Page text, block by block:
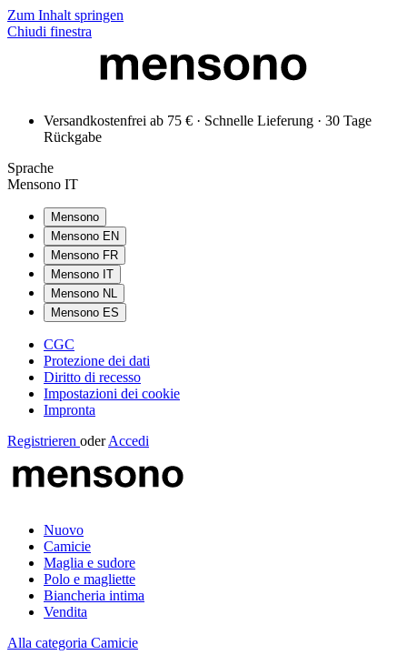
Zum Inhalt springen
Chiudi finestra
Versandkostenfrei ab 75 € · Schnelle Lieferung · 30 Tage
Rückgabe
Sprache
Mensono IT
Mensono
Mensono EN
Mensono FR
Mensono IT
Mensono NL
Mensono ES
CGC
Protezione dei dati
Diritto di recesso
Impostazioni dei cookie
Impronta
Registrieren oder Accedi
Nuovo
Camicie
Maglia e sudore
Polo e magliette
Biancheria intima
Vendita
Alla categoria Camicie